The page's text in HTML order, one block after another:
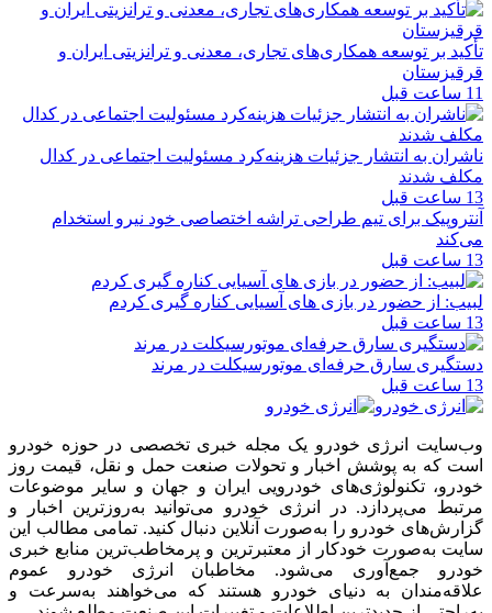
تأکید بر توسعه همکاری‌های تجاری، معدنی و ترانزیتی ایران و
قرقیزستان
11 ساعت قبل
ناشران به انتشار جزئیات هزینه‌کرد مسئولیت اجتماعی در کدال
مکلف شدند
13 ساعت قبل
آنتروپیک برای تیم طراحی تراشه اختصاصی خود نیرو استخدام
می‌کند
13 ساعت قبل
لبیب: از حضور در بازی های آسیایی کناره گیری کردم
13 ساعت قبل
دستگیری سارق حرفه‌ای موتورسیکلت در مرند
13 ساعت قبل
وب‌سایت انرژی خودرو یک مجله خبری تخصصی در حوزه خودرو
است که به پوشش اخبار و تحولات صنعت حمل و نقل، قیمت روز
خودرو، تکنولوژی‌های خودرویی ایران و جهان و سایر موضوعات
مرتبط می‌پردازد. در انرژی خودرو می‌توانید به‌روزترین اخبار و
گزارش‌های خودرو را به‌صورت آنلاین دنبال کنید. تمامی مطالب این
سایت به‌صورت خودکار از معتبرترین و پرمخاطب‌ترین منابع خبری
خودرو جمع‌آوری می‌شود. مخاطبان انرژی خودرو عموم
علاقه‌مندان به دنیای خودرو هستند که می‌خواهند به‌سرعت و